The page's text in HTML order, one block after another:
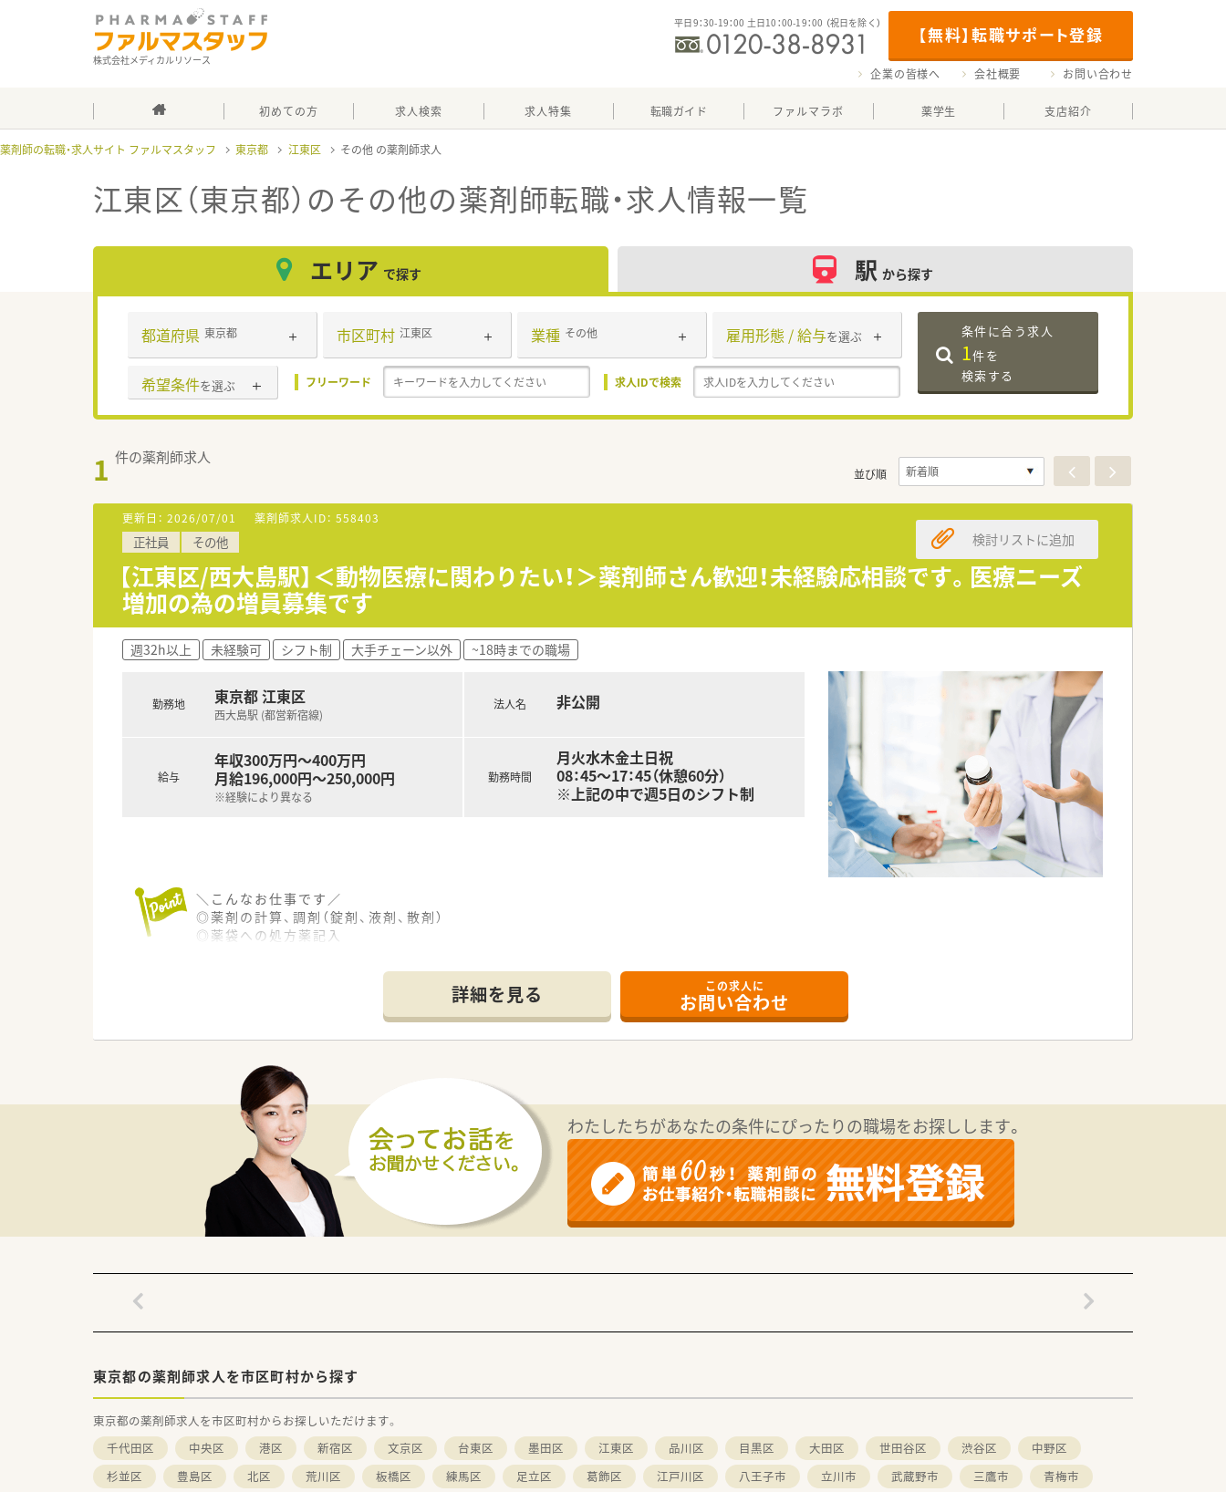
株式会社メディカルリソース
【無料】転職サポート登録
平日9：30-19：00 土日10：00-19：00 （祝日を除く）
企業の皆様へ 会社概要 お問い合わせ
初めての方 求人検索 求人特集 転職ガイド ファルマラボ 薬学生 支店紹介
薬剤師の転職・求人サイト ファルマスタッフ 東京都 江東区 その他
江東区（東京都）のその他の薬剤師転職・求人情報一覧
エリア で探す 駅 から探す
都道府県 東京都 市区町村 江東区 業種 その他 雇用形態 / 給与を選ぶ
希望条件を選ぶ フリーワード 求人IDで検索
条件に合う求人
1件を
検索する
1 件の薬剤師求人
並び順
更新日： 2026/07/01 薬剤師求人ID： 558403
正社員 その他
【江東区/西大島駅】＜動物医療に関わりたい！＞薬剤師さん歓迎！未経験応相談です。医療ニーズ
増加の為の増員募集です
検討リストに追加
週32h以上 未経験可 シフト制 大手チェーン以外 ~18時までの職場
勤務地 東京都 江東区
西大島駅 (都営新宿線)
給与
年収300万円～400万円
月給196,000円～250,000円
※経験により異なる
法人名 非公開
勤務時間
月火水木金土日祝
08：45～17：45（休憩60分）
※上記の中で週5日のシフト制
＼こんなお仕事です／
◎薬剤の計算、調剤（錠剤、液剤、散剤）
◎薬袋への処方薬記入
◎調剤は、基本的に分包機を使って行います。
◎未経験の方もOK。教育係を配置しサポートを行います！
◎安全キャビネットでの作業あり。
◎20-30代のスタッフが活躍しています。
＼こんな方におすすめです／
◎動物が好きな方
◎動物医療の分野を学びたい方
◎地域の病院で長くご勤務したい方
詳細を見る この求人に
お問い合わせ
わたしたちがあなたの条件にぴったりの職場をお探しします。
東京都の薬剤師求人を市区町村から探す
東京都の薬剤師求人を市区町村からお探しいただけます。
千代田区
中央区 港区 新宿区 文京区 台東区 墨田区 江東区 品川区 目黒区 大田区 世田谷区 渋谷区
中野区
杉並区
豊島区 北区 荒川区 板橋区 練馬区 足立区 葛飾区 江戸川区 八王子市 立川市 武蔵野市 三鷹市
青梅市